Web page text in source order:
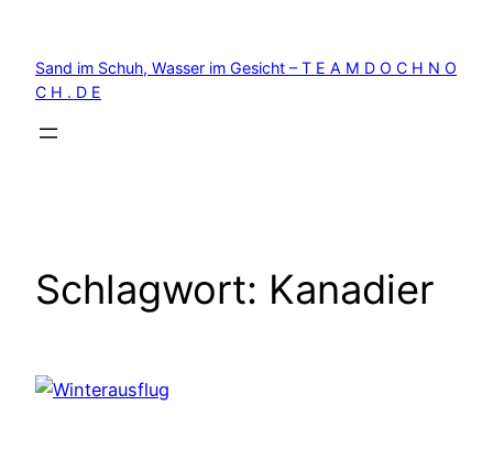
springen
Sand im Schuh, Wasser im Gesicht – T E A M D O C H N O
C H . D E
Schlagwort: Kanadier